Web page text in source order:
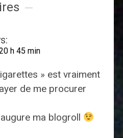
h 45 min
» est vraiment
de me procurer
ma blogroll